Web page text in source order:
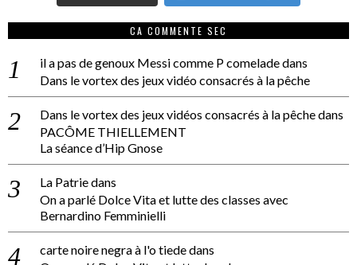
CA COMMENTE SEC
il a pas de genoux Messi comme P comeladedans
Dans le vortex des jeux vidéo consacrés à la pêche
Dans le vortex des jeux vidéos consacrés à la pêchedans
PACÔME THIELLEMENT
La séance d’Hip Gnose
La Patriedans
On a parlé Dolce Vita et lutte des classes avec
Bernardino Femminielli
carte noire negra à l'o tiededans